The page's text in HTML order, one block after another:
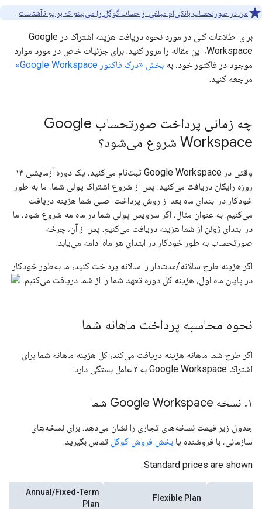
من در صورتحساب بانکی‌ام مبلغی از حساب گوگل را می‌بینم که برایم ناآشناست
برای اطلاعات کلی در مورد نحوه دریافت هزینه اشتراک در Google
Workspace، این مقاله را مرور کنید. برای جزئیات خاص در مورد موارد
موجود در فاکتور خود، به بخش «درک فاکتور Google Workspace»
مراجعه کنید.
چه زمانی پرداخت صورتحساب Google
Workspace شروع می‌شود؟
وقتی در Google Workspace ثبت‌نام می‌کنید، یک دوره آزمایشی ۱۴
روزه رایگان دریافت می‌کنید. پس از شروع اشتراک پولی شما، ما به طور
خودکار در ابتدای ماه بعد از روش پرداخت اصلی شما هزینه دریافت
می‌کنیم. به عنوان مثال، اگر سرویس پولی شما در ماه مه شروع شود، ما
در ابتدای ژوئن از شما هزینه دریافت می‌کنیم. پس از آن، چرخه
صورتحساب به طور خودکار در ابتدای هر ماه ادامه می‌یابد.
اگر هزینه طرح سالانه/مدت‌دار را سالانه پرداخت کنید، ما به‌طور خودکار
در پایان ماه اول، هزینه کل دوره تعهد شما را از شما دریافت می‌کنیم.
نحوه محاسبه پرداخت ماهانه شما
اگر طرح شما ماهانه هزینه دریافت می‌کند، کل هزینه ماهانه شما برای
اشتراک Google Workspace به ۳ عامل بستگی دارد:
۱. نسخه Google Workspace شما
جدول زیر قیمت نسخه‌های تجاری را نشان می‌دهد. برای نسخه‌های
سازمانی، با فروشنده یا بخش فروش گوگل تماس بگیرید.
Standard prices are shown.
Flexible Plan
Annual/Fixed-Term
Plan